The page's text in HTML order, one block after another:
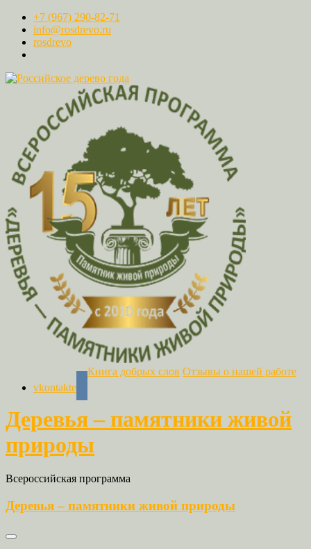
+7 (967) 290-82-71
info@rosdrevo.ru
rosdrevo
vkontakte
Книга добрых слов Отзывы о нашей работе
Деревья – памятники живой
природы
Всероссийская программа
Деревья – памятники живой природы